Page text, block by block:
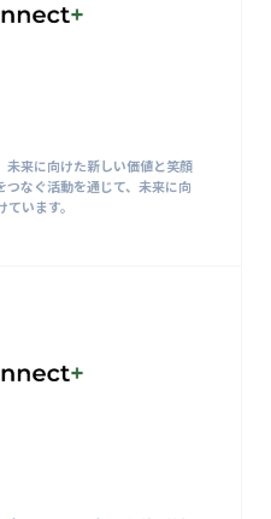
未来に向けた新しい価値と笑顔
なぐ活動を通じて、未来に向
います。